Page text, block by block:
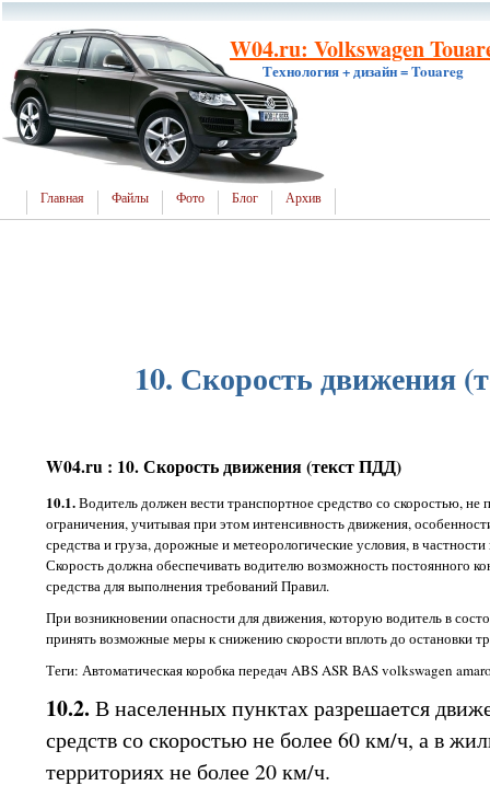
W04.ru: Volkswagen
Технология + дизайн = Touareg
Главная Файлы Фото Блог Архив
10. Скорость движения
W04.ru : 10. Скорость движения (текст ПДД)
10.1.Водитель должен вести транспортное средство со скоростью,
ограничения, учитывая при этом интенсивность движения,
средства и груза, дорожные и метеорологические условия, в
Скорость должна обеспечивать водителю возможность постоянного
средства для выполнения требований Правил.
При возникновении опасности для движения, которую водитель в
принять возможные меры к снижению скорости вплоть до остановки
Теги: Автоматическая коробка передач ABS ASR BAS volkswagen
10.2.В населенных пунктах разрешается
средств со скоростью не более 60 км/ч, а в
территориях не более 20 км/ч.